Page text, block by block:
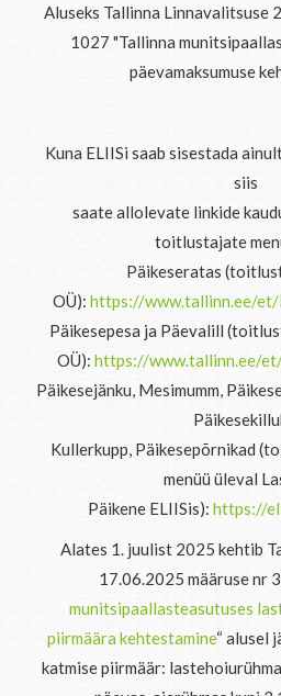
Aluseks Tallinna Linnavalitsuse
1027 "Tallinna
päevamaksumuse
Kuna ELIISi saab sisestada
siis
saate allolevate linkide
toitlustajate
Päikeseratas
OÜ): https://www.tallinn.ee/et/
Päikesepesa ja Päevalill
OÜ): https://www.tallinn.ee/
Päikesejänku, Mesimumm,
Kullerkupp, Päikesepõrnikad
menüü üleval
Päikene ELIISis): https://
Alates 1. juulist 2025 kehtib
17.06.2025 määruse nr
munitsipaallasteasutuses
piirmäära kehtestamine“ alusel
katmise piirmäär: